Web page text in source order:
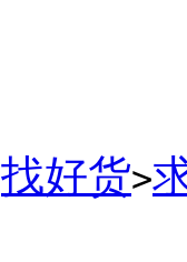
找好货>